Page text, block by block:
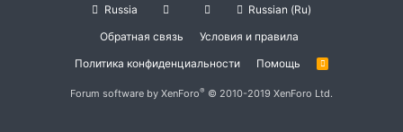
Russia
Russian (Ru)
Обратная связь
Условия и правила
Политика конфиденциальности
Помощь
R
Forum software by XenForo® © 2010-2019 XenForo Ltd.